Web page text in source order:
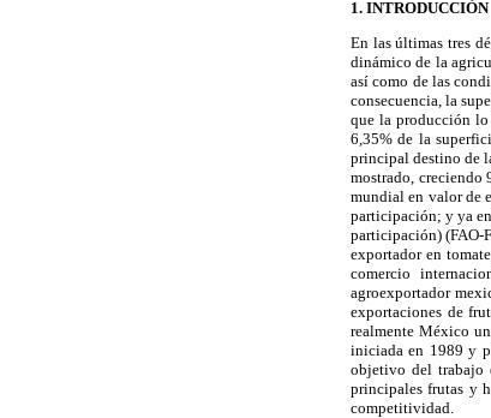
1. INTRODUCCIÓN
En las últimas tres
dinámico de la
así como de las
consecuencia, la
que la producción lo
6,35% de la
principal destino de
mostrado, creciendo
mundial en valor de
participación; y ya
participación) (FAO-
exportador en
comercio
agroexportador
exportaciones de
realmente México
iniciada en 1989 y
objetivo del trabajo
principales frutas y
competitividad.